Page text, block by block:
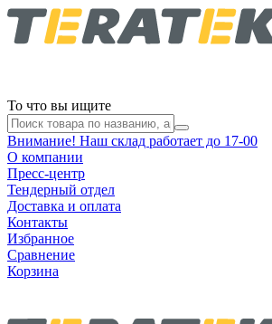
То что вы ищите
Внимание! Наш склад работает до 17-00
О компании
Пресс-центр
Тендерный отдел
Доставка и оплата
Контакты
Избранное
Сравнение
Корзина